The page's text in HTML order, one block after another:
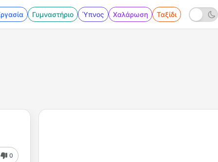
Γυμναστήριο Ύπνος Χαλάρωση Ταξίδι
0